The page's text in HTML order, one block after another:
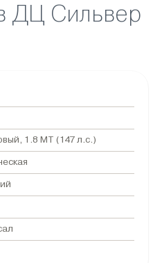
ДЦ Сильвер
1.8 MT (147 л.с.)